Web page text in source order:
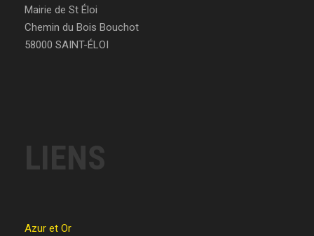
Mairie de St Éloi
Chemin du Bois Bouchot
58000 SAINT-ÉLOI
LIENS
Azur et Or